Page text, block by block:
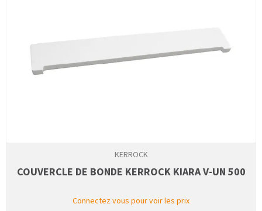
KERROCK
COUVERCLE DE BONDE KERROCK KIARA V-UN 500
Connectez vous pour voir les prix